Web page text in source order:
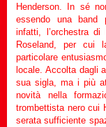
Henderson. In sé
essendo una band
infatti, l’orchestra
Roseland, per cui
particolare
locale. Accolta dagli
sua sigla, ma i più
novità nella
trombettista nero cui
serata sufficiente